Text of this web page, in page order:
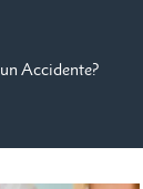
Accidente?